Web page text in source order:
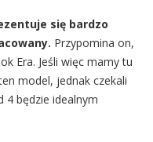
się bardzo
Przypomina on,
Era. Jeśli więc mamy tu
model, jednak czekali
4 będzie idealnym